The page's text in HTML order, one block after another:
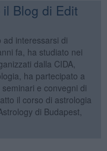
Blog di Edit
ad interessarsi di
fa, ha studiato nei
dalla CIDA,
ha partecipato a
e convegni di
il corso di astrologia
di Budapest,